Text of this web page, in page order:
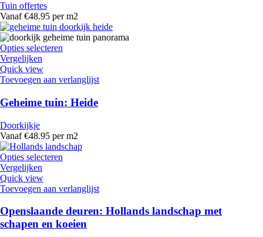
Tuin offertes
Vanaf €48.95 per m2
Opties selecteren
Vergelijken
Quick view
Toevoegen aan verlanglijst
Geheime tuin: Heide
Doorkijkje
Vanaf €48.95 per m2
Opties selecteren
Vergelijken
Quick view
Toevoegen aan verlanglijst
Openslaande deuren: Hollands landschap met
schapen en koeien